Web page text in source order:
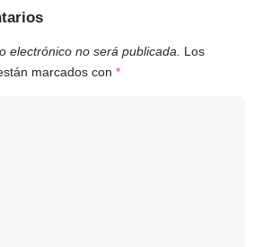
electrónico no será publicada.
Los
marcados con *